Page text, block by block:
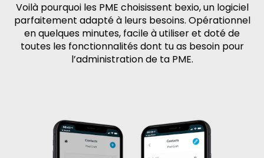
Voilà pourquoi les PME choisissent bexio, un logiciel
parfaitement adapté à leurs besoins. Opérationnel
en quelques minutes, facile à utiliser et doté de
toutes les fonctionnalités dont tu as besoin pour
l’administration de ta PME.